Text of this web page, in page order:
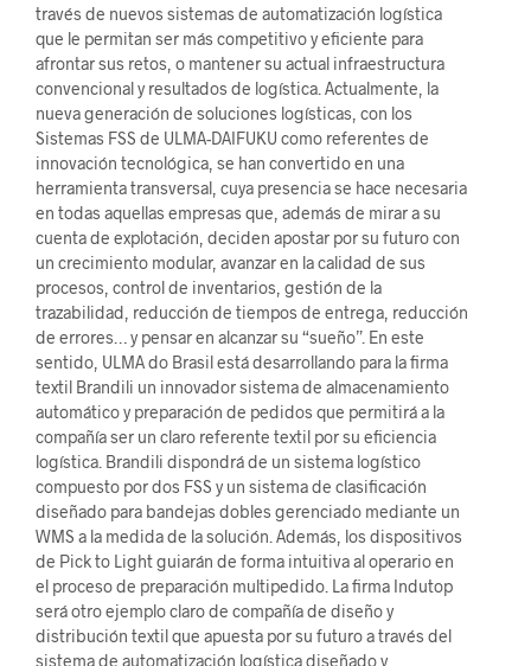
través de nuevos sistemas de automatización logística
que le permitan ser más competitivo y eficiente para
afrontar sus retos, o mantener su actual infraestructura
convencional y resultados de logística. Actualmente, la
nueva generación de soluciones logísticas, con los
Sistemas FSS de ULMA-DAIFUKU como referentes de
innovación tecnológica, se han convertido en una
herramienta transversal, cuya presencia se hace necesaria
en todas aquellas empresas que, además de mirar a su
cuenta de explotación, deciden apostar por su futuro con
un crecimiento modular, avanzar en la calidad de sus
procesos, control de inventarios, gestión de la
trazabilidad, reducción de tiempos de entrega, reducción
de errores… y pensar en alcanzar su “sueño”. En este
sentido, ULMA do Brasil está desarrollando para la firma
textil Brandili un innovador sistema de almacenamiento
automático y preparación de pedidos que permitirá a la
compañía ser un claro referente textil por su eficiencia
logística. Brandili dispondrá de un sistema logístico
compuesto por dos FSS y un sistema de clasificación
diseñado para bandejas dobles gerenciado mediante un
WMS a la medida de la solución. Además, los dispositivos
de Pick to Light guiarán de forma intuitiva al operario en
el proceso de preparación multipedido. La firma Indutop
será otro ejemplo claro de compañía de diseño y
distribución textil que apuesta por su futuro a través del
sistema de automatización logística diseñado y